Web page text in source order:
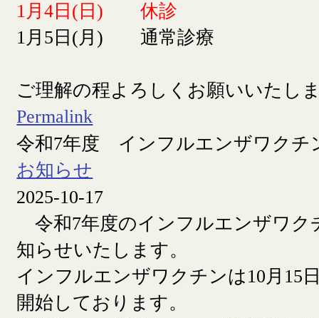
1月4日(日) 休診
1月5日(月) 通常診療
ご理解の程よろしくお願いいたし
Permalink
令和7年度 インフルエンザワクチ
お知らせ
2025-10-17
令和7年度のインフルエンザワク
知らせいたします。
インフルエンザワクチンは10月15
開始しております。